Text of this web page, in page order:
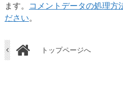
ます。
コメントデータの処理方
ださい。
トップページへ